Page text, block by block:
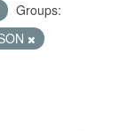
Groups: